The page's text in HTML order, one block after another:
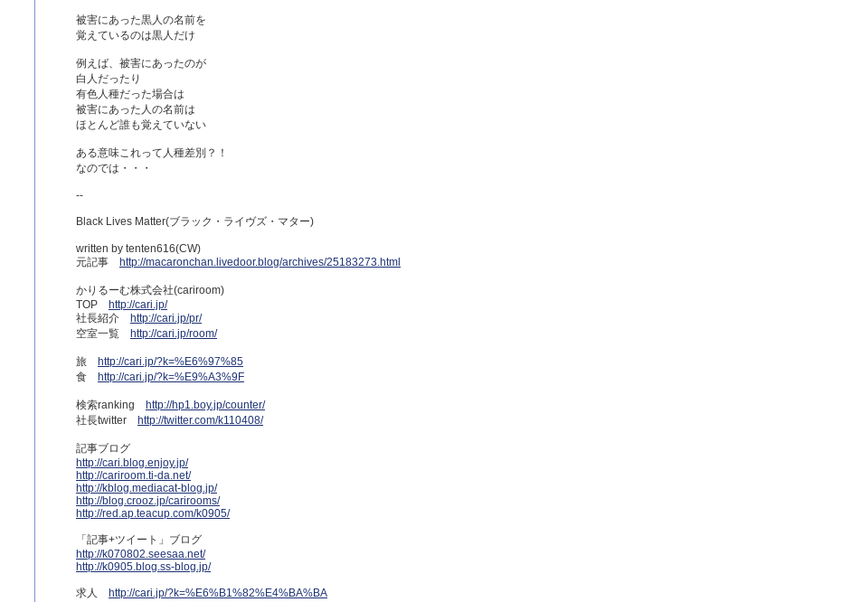
被害にあった黒人の名前を
覚えているのは黒人だけ
例えば、被害にあったのが
白人だったり
有色人種だった場合は
被害にあった人の名前は
ほとんど誰も覚えていない
ある意味これって人種差別？！
なのでは・・・
--
Black Lives Matter(ブラック・ライヴズ・マター)
written by tenten616(CW)
元記事
http://macaronchan.livedoor.blog/archives/25183273.html
かりるーむ株式会社(cariroom)
TOP
http://cari.jp/
社長紹介
http://cari.jp/pr/
空室一覧
http://cari.jp/room/
旅
http://cari.jp/?k=%E6%97%85
食
http://cari.jp/?k=%E9%A3%9F
検索ranking
http://hp1.boy.jp/counter/
社長twitter
http://twitter.com/k110408/
記事ブログ
http://cari.blog.enjoy.jp/
http://cariroom.ti-da.net/
http://kblog.mediacat-blog.jp/
http://blog.crooz.jp/carirooms/
http://red.ap.teacup.com/k0905/
「記事+ツイート」ブログ
http://k070802.seesaa.net/
http://k0905.blog.ss-blog.jp/
求人
http://cari.jp/?k=%E6%B1%82%E4%BA%BA